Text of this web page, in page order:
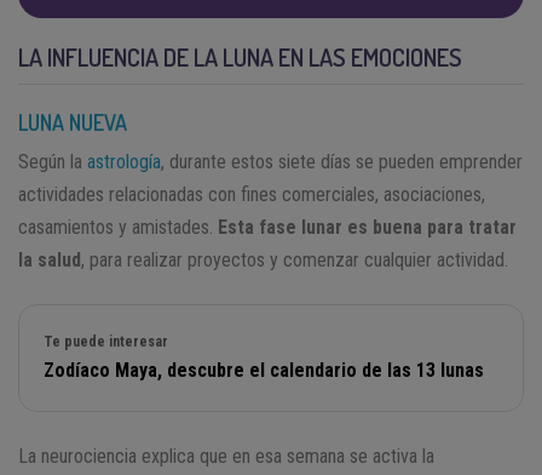
LA INFLUENCIA DE LA LUNA EN LAS EMOCIONES
LUNA NUEVA
Según la astrología, durante estos siete días se pueden emprender
actividades relacionadas con fines comerciales, asociaciones,
casamientos y amistades. Esta fase lunar es buena para tratar
la salud, para realizar proyectos y comenzar cualquier actividad.
Te puede interesar
Zodíaco Maya, descubre el calendario de las 13 lunas
La neurociencia explica que en esa semana se activa la